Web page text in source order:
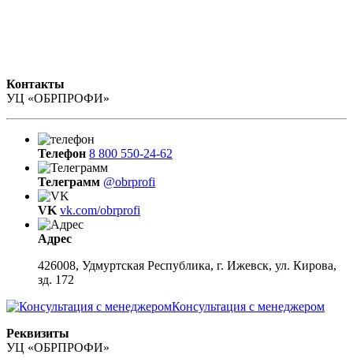
Контакты
УЦ «ОБРПРОФИ»
Телефон 8 800 550-24-62
Телеграмм @obrprofi
VK vk.com/obrprofi
Адрес
426008, Удмуртская Республика, г. Ижевск, ул. Кирова,
зд. 172
Консультация с менеджером
Реквизиты
УЦ «ОБРПРОФИ»